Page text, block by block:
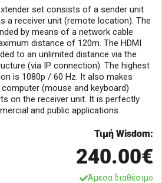
set consists of a sender unit
a receiver unit (remote location). The
by means of a network cable
distance of 120m. The HDMI
to an unlimited distance via the
(via IP connection). The highest
is 1080p / 60 Hz. It also makes
(mouse and keyboard)
on the receiver unit. It is perfectly
and public applications.
Τιμή Wisdom:
240.00€
Άμεσα διαθέσιμο